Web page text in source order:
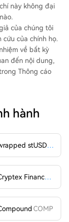
này không đại
của chúng tôi
của chính họ.
về bất kỳ
đến nội dung,
Thông cáo
hành
wrapped stUSDT
Cryptex FinanceCTX
COMP